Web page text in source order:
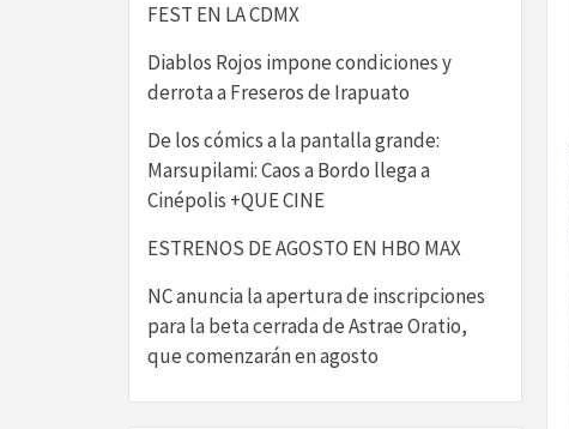
FEST EN LA CDMX
Diablos Rojos impone condiciones y
derrota a Freseros de Irapuato
De los cómics a la pantalla grande:
Marsupilami: Caos a Bordo llega a
Cinépolis +QUE CINE
ESTRENOS DE AGOSTO EN HBO MAX
NC anuncia la apertura de inscripciones
para la beta cerrada de Astrae Oratio,
que comenzarán en agosto